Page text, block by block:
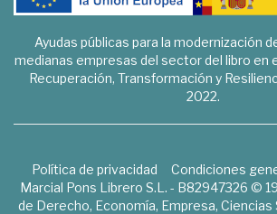
Ayudas públicas para la modernización
medianas empresas del sector del libro en
Recuperación, Transformación y
2022.
Política de privacidad Condiciones
Marcial Pons Librero S.L. - B82947326 ©
de Derecho, Economía, Empresa, Ciencias